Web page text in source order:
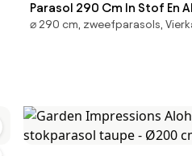
Parasol 290 Cm In Stof En
Cannes Nudebeige -
⌀ 290 cm, zweefparasols,